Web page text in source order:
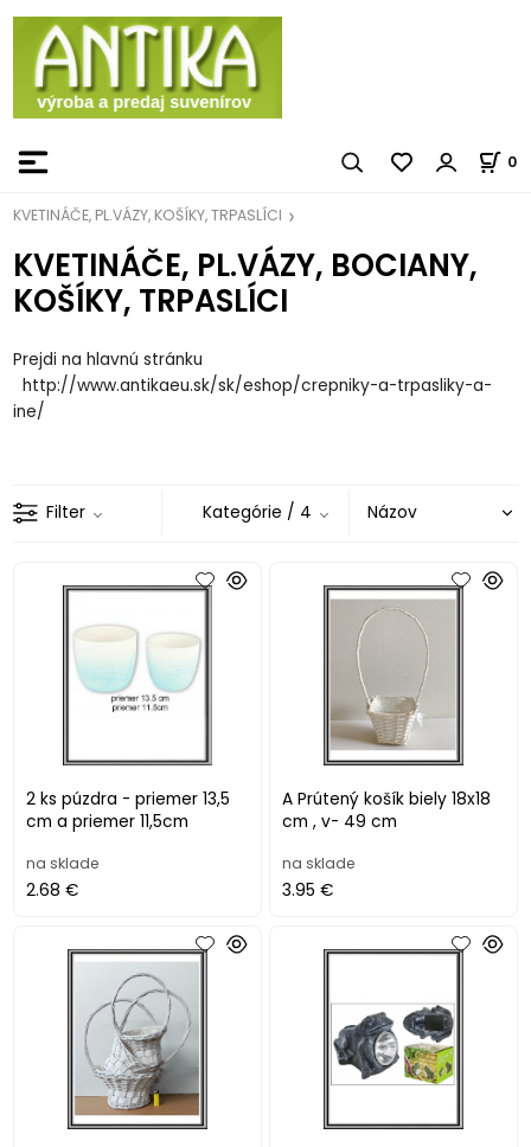
0
KVETINÁČE, PL.VÁZY, KOŠÍKY, TRPASLÍCI
KVETINÁČE, PL.VÁZY, BOCIANY,
KOŠÍKY, TRPASLÍCI
Prejdi na hlavnú stránku
http://www.antikaeu.sk/sk/eshop/crepniky-a-trpasliky-a-
ine/
Filter Kategórie / 4
2 ks púzdra - priemer 13,5
cm a priemer 11,5cm
na sklade
2.68 €
A Prútený košík biely 18x18
cm , v- 49 cm
na sklade
3.95 €